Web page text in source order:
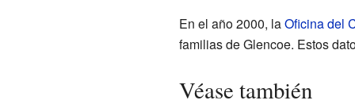
En el año 2000, laOficina del
familias de Glencoe. Estos
Véase también